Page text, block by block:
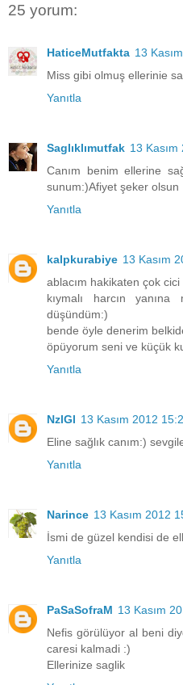
25 yorum:
HaticeMutfakta 13
Miss gibi olmuş ellerinie
Yanıtla
Saglıklımutfak 13
Canım benim ellerine
sunum:)Afiyet şeker olsun
Yanıtla
kalpkurabiye 13 Kasım
ablacım hakikaten çok
kıymalı harcın
düşündüm:)
bende öyle denerim
öpüyorum seni ve küçük
Yanıtla
NzlGl 13 Kasım 2012
Eline sağlık canım:)
Yanıtla
Narince 13 Kasım 2012
İsmi de güzel kendisi de
Yanıtla
PaSaSofraM 13 Kasım
Nefis görülüyor al beni
caresi kalmadi :)
Ellerinize saglik